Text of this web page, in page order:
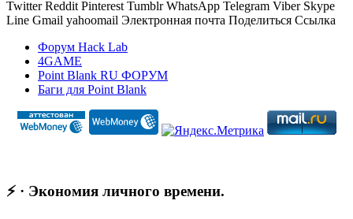
Twitter Reddit Pinterest Tumblr WhatsApp Telegram Viber Skype
Line Gmail yahoomail Электронная почта Поделиться Ссылка
Форум Hack Lab
4GAME
Point Blank RU ФОРУМ
Баги для Point Blank
⚡ · Экономия личного времени.